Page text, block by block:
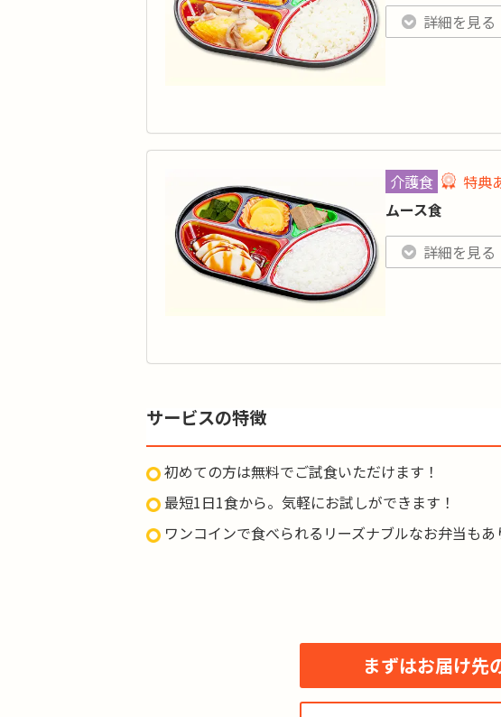
価格はおかずのみの
特典あり 詳細
たんぱく質の摂
タンパク質
品目数: -
脂質:-／カリウム
価格はごはんセット
詳細を見る
介護食
特典
ムース食
特典あり 詳細
食べ物を噛むこ
脂質:-／カリウム:-／
価格はごはんセットの
詳細を見る
サービスの特徴
初めての方は無料でご試食いただけます！
最短1日1食から。気軽にお試しができます！
ワンコインで食べられるリーズナブルなお弁当もあ
まずはお届け先